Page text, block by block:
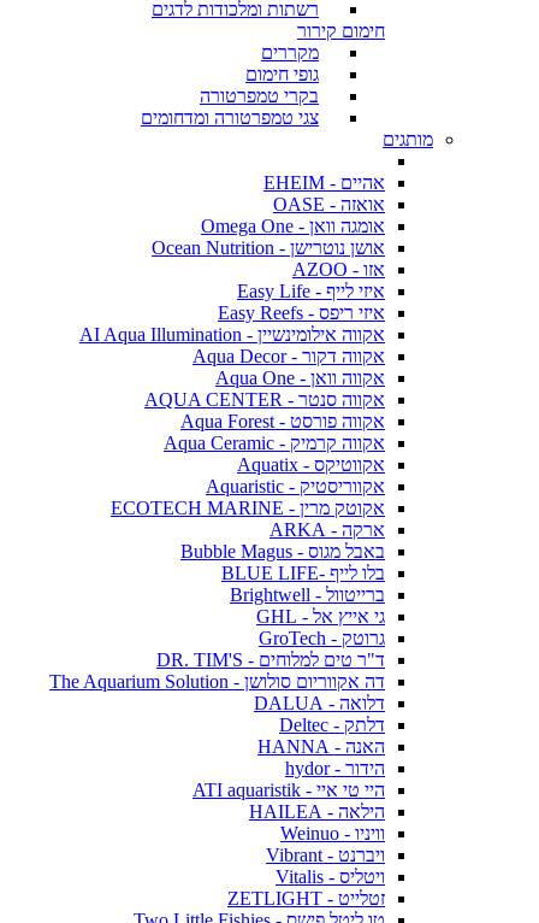
רשתות ומלכודות לדגים
חימום קירור
מקררים
גופי חימום
בקרי טמפרטורה
צגי טמפרטורה ומדחומים
מותגים
אהיים - EHEIM
אואזה - OASE
אומגה וואן - Omega One
אושן נוטרישן - Ocean Nutrition
אזו - AZOO
איזי לייף - Easy Life
איזי ריפס - Easy Reefs
אקווה אילומינשיין - AI Aqua Illumination
אקווה דקור - Aqua Decor
אקווה וואן - Aqua One
אקווה סנטר - AQUA CENTER
אקווה פורסט - Aqua Forest
אקווה קרמיק - Aqua Ceramic
אקווטיקס - Aquatix
אקווריסטיק - Aquaristic
אקוטק מרין - ECOTECH MARINE
ארקה - ARKA
באבל מגוס - Bubble Magus
בלו לייף -BLUE LIFE
ברייטוול - Brightwell
גי אייץ אל - GHL
גרוטק - GroTech
ד"ר טים למלוחים - DR. TIM'S
דה אקווריום סולושן - The Aquarium Solution
דלואה - DALUA
דלתק - Deltec
האנה - HANNA
הידור - hydor
היי טי איי - ATI aquaristik
הילאה - HAILEA
וויניו - Weinuo
ויברנט - Vibrant
ויטליס - Vitalis
זטלייט - ZETLIGHT